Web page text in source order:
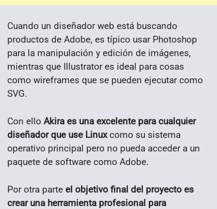
Cuando un diseñador web está buscando
productos de Adobe, es típico usar Photoshop
para la manipulación y edición de imágenes,
mientras que Illustrator es ideal para cosas
como wireframes que se pueden ejecutar como
SVG.
Con ello Akira es una excelente para cualquier
diseñador que use Linuxcomo su sistema
operativo principal pero no pueda acceder a un
paquete de software como Adobe.
Por otra parte el objetivo final del proyecto es
crear una herramienta profesional para